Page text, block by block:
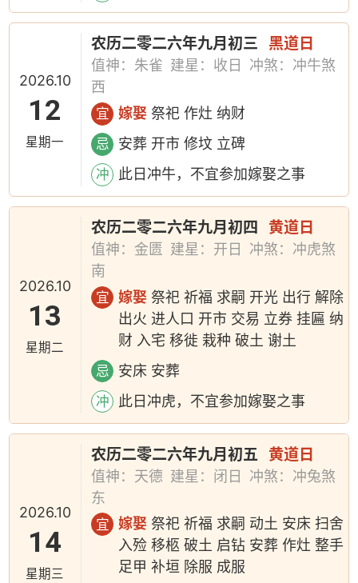
2026.10
12
星期一
农历二零二六年九月初三 黑道日
值神：朱雀 建星：收日
冲煞：冲牛煞
西
宜 嫁娶 祭祀 作灶 纳财
忌 安葬 开市 修坟 立碑
冲 此日冲牛，不宜参加嫁娶之事
2026.10
13
星期二
农历二零二六年九月初四 黄道日
值神：金匮 建星：开日
冲煞：冲虎煞
南
宜 嫁娶 祭祀 祈福 求嗣 开光 出行 解除
出火 进人口 开市 交易 立券 挂匾 纳
财 入宅 移徙 栽种 破土 谢土
忌 安床 安葬
冲 此日冲虎，不宜参加嫁娶之事
2026.10
14
星期三
农历二零二六年九月初五 黄道日
值神：天德 建星：闭日
冲煞：冲兔煞
东
宜 嫁娶 祭祀 祈福 求嗣 动土 安床 扫舍
入殓 移柩 破土 启钻 安葬 作灶 整手
足甲 补垣 除服 成服